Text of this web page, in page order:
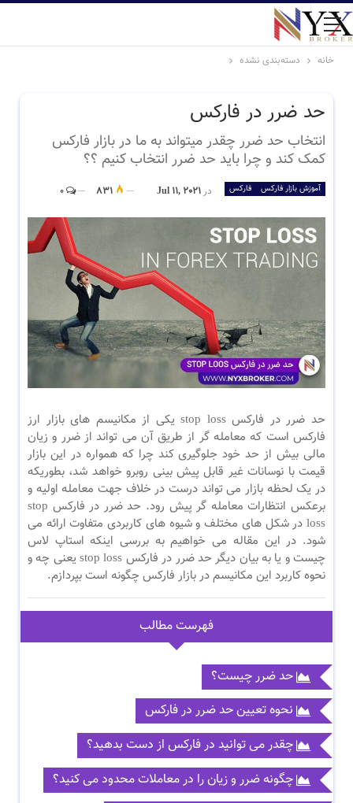
خانه دسته‌بندی نشده
حد ضرر در فارکس
انتخاب حد ضرر چقدر میتواند به ما در بازار فارکس
کمک کند و چرا باید حد ضرر انتخاب کنیم ؟؟
آموزش بازار فارکس فارکس در Jul 11, 2021
831
حد ضرر در فارکس stop loss یکی از مکانیسم های بازار ارز
فارکس است که معامله گر از طریق آن می تواند از ضرر و زیان
مالی بیش از حد خود جلوگیری کند چرا که همواره در این بازار
قیمت با نوسانات غیر قابل پیش بینی روبرو خواهد شد، بطوریکه
در یک لحظه بازار می تواند درست در خلاف جهت معامله اولیه و
برعکس انتظارات معامله گر پیش رود. حد ضرر در فارکس stop
loss در شکل های مختلف و شیوه های کاربردی متفاوت ارائه می
شود. در این مقاله می خواهیم به بررسی اینکه استاپ لاس
چیست و یا به بیان دیگر حد ضرر در فارکس stop loss یعنی چه و
نحوه کاربرد این مکانیسم در بازار فارکس چگونه است بپردازم.
فهرست مطالب
حد ضرر چیست؟
نحوه تعیین حد ضرر در فارکس
چقدر می توانید در فارکس از دست بدهید؟
چگونه ضرر و زیان را در معاملات محدود می کنید؟